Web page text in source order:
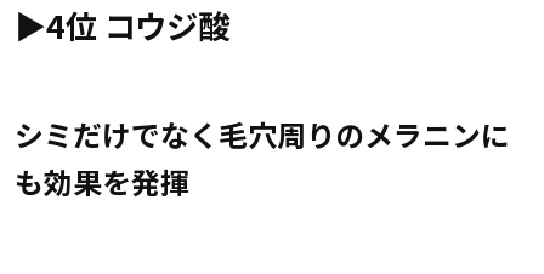
▶︎4位 コウジ酸
シミだけでなく毛穴周りのメラニンに
も効果を発揮